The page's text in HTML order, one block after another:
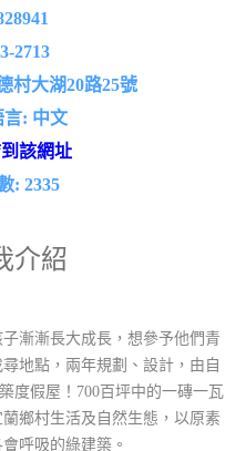
2713
村大湖20路25號
言: 中文
該網址
: 2335
介紹
漸漸長大成長，想參予他們青
地點，兩年規劃、設計，由自
度假屋！700百坪中的一磚一瓦
鄉村生活及自然生態，以原素
呼吸的綠建築。